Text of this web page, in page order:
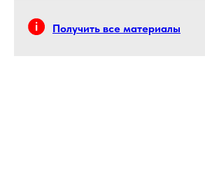
Получить все материалы